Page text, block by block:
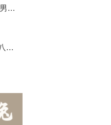
天秤男是理想伴侣吗？深度解读天秤男生性格特点
黄历2026年8月黄道吉日查询，解锁八月吉运